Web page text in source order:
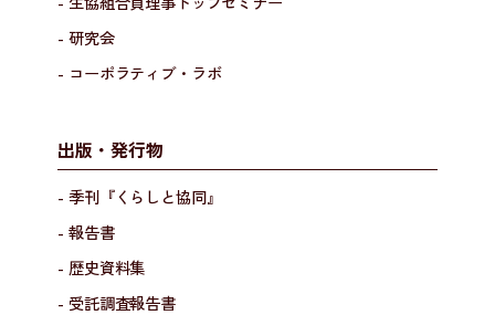
- 研究会
- コーポラティブ・ラボ
出版・発行物
- 季刊『くらしと協同』
- 報告書
- 歴史資料集
- 受託調査報告書